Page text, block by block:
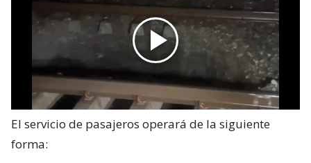
El servicio de pasajeros operará de la siguiente
forma: